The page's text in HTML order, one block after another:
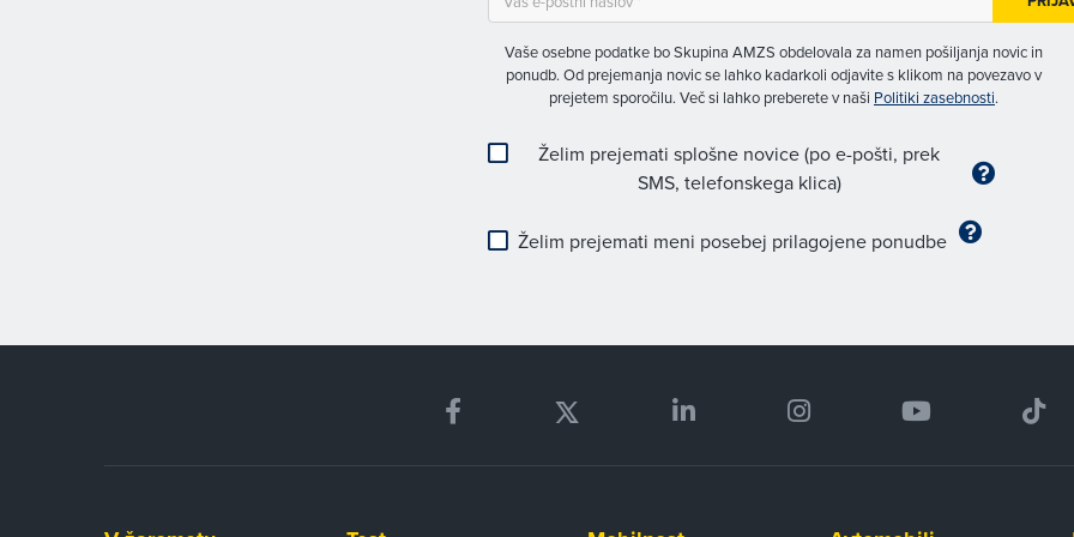
Vaše osebne podatke bo Skupina AMZS obdelovala za namen pošiljanja novic in
ponudb. Od prejemanja novic se lahko kadarkoli odjavite s klikom na povezavo v
prejetem sporočilu. Več si lahko preberete v naši Politiki zasebnosti.
Želim prejemati splošne novice (po e-pošti, prek
SMS, telefonskega klica)
Želim prejemati meni posebej prilagojene ponudbe